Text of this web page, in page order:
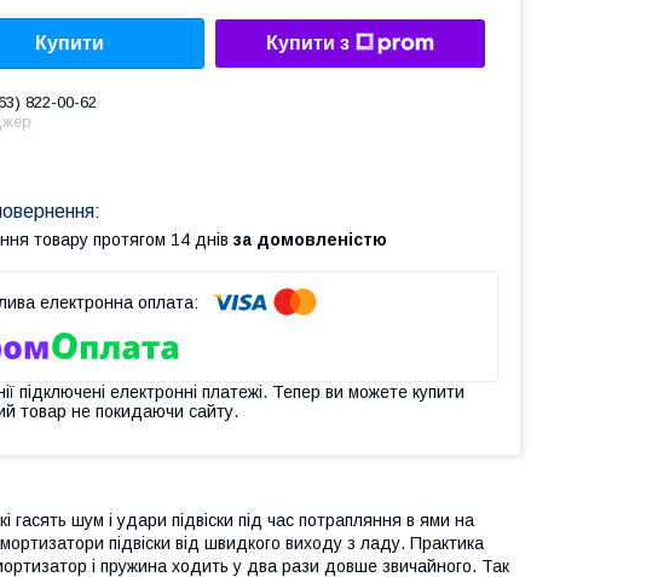
Купити Купити з
822-00-62
товару протягом 14 днів за домовленістю
підключені електронні платежі. Тепер ви можете купити
товар не покидаючи сайту.
гасять шум і удари підвіски під час потрапляння в ями на
підвіски від швидкого виходу з ладу. Практика
і пружина ходить у два рази довше звичайного. Так